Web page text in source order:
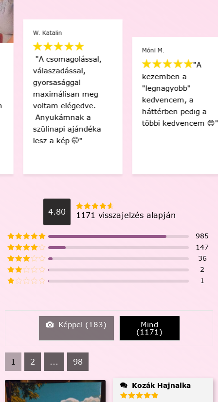
W. Katalin
"A csomagolással,
válaszadással,
gyorsasággal
maximálisan meg
voltam elégedve.
Anyukámnak a
szülinapi ajándéka
lesz a kép 🤭"
Móni M.
"A
kezemben a
"legnagyobb"
kedvencem, a
háttérben pedig a
többi kedvencem 😍"
4.80 1171 visszajelzés alapján
985
147
36
2
1
Képpel (183) Mind
(1171)
1 2 ... 98
Kozák Hajnalka